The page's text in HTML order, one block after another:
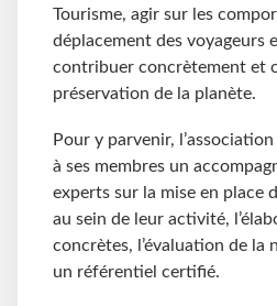
Tourisme, agir sur les
déplacement des voyageurs
contribuer concrètement et
préservation de la planète.
Pour y parvenir,
à ses membres un
experts sur la mise en place
au sein de leur activité,
concrètes, l’évaluation de la
un référentiel certifié.